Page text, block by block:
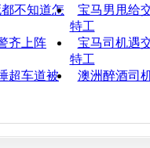
不知道怎
宝马男甩给
特工
齐上阵
宝马司机遇
特工
超车道被
澳洲醉酒司